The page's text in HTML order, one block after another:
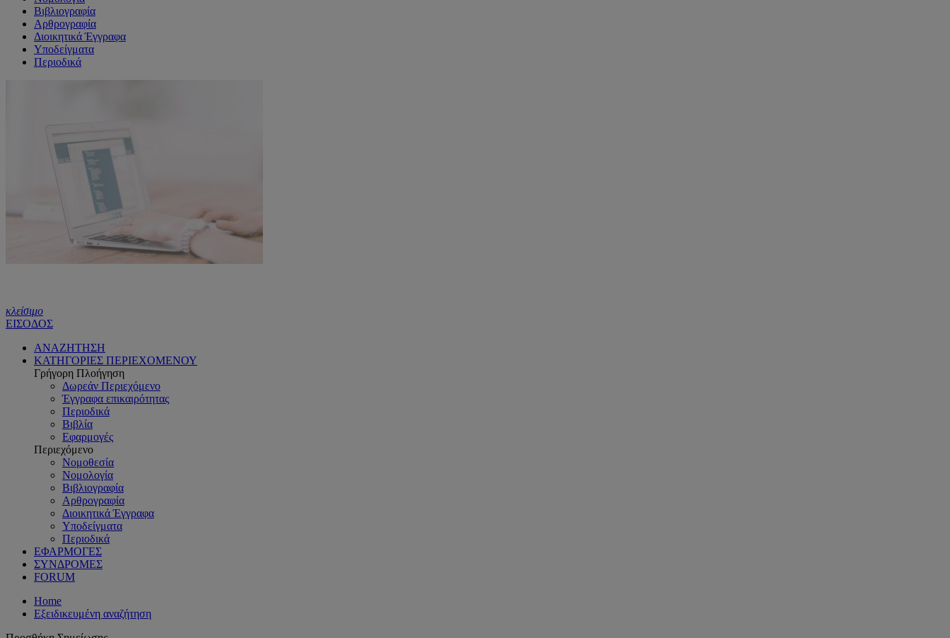
Βιβλιογραφία
Αρθρογραφία
Διοικητικά Έγγραφα
Υποδείγματα
Περιοδικά
κλείσιμο
ΕΙΣΟΔΟΣ
ΑΝΑΖΗΤΗΣΗ
ΚΑΤΗΓΟΡΙΕΣ ΠΕΡΙΕΧΟΜΕΝΟΥ
Γρήγορη Πλοήγηση
Δωρεάν Περιεχόμενο
Έγγραφα επικαιρότητας
Περιοδικά
Βιβλία
Εφαρμογές
Περιεχόμενο
Νομοθεσία
Νομολογία
Βιβλιογραφία
Αρθρογραφία
Διοικητικά Έγγραφα
Υποδείγματα
Περιοδικά
ΕΦΑΡΜΟΓΕΣ
ΣΥΝΔΡΟΜΕΣ
FORUM
Home
Εξειδικευμένη αναζήτηση